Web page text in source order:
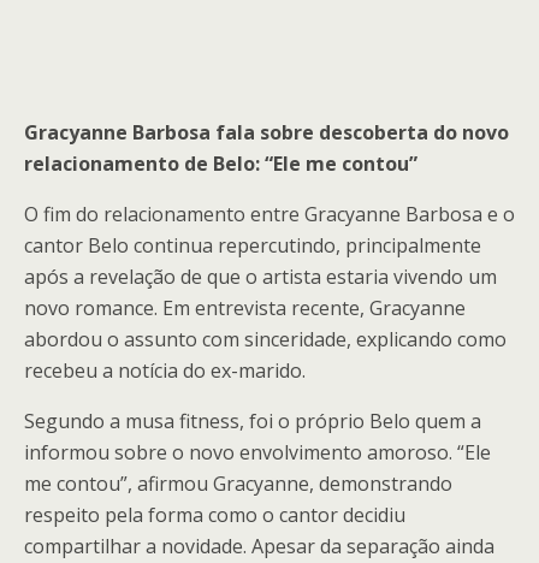
Gracyanne Barbosa fala sobre descoberta do novo
relacionamento de Belo: “Ele me contou”
O fim do relacionamento entre Gracyanne Barbosa e o
cantor Belo continua repercutindo, principalmente
após a revelação de que o artista estaria vivendo um
novo romance. Em entrevista recente, Gracyanne
abordou o assunto com sinceridade, explicando como
recebeu a notícia do ex-marido.
Segundo a musa fitness, foi o próprio Belo quem a
informou sobre o novo envolvimento amoroso. “Ele
me contou”, afirmou Gracyanne, demonstrando
respeito pela forma como o cantor decidiu
compartilhar a novidade. Apesar da separação ainda